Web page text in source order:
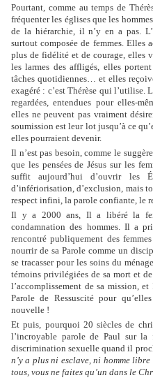
Pourtant, comme au temps de
fréquenter les églises que les
de la hiérarchie, il n’y en a pas.
surtout composée de femmes. Elles
plus de fidélité et de courage, elles
les larmes des affligés, elles
tâches quotidiennes… et elles
exagéré : c’est Thérèse qui l’utilise.
regardées, entendues pour elles-
elles ne peuvent pas vraiment
soumission est leur lot jusqu’à ce
elles pourraient devenir.
Il n’est pas besoin, comme le
que les pensées de Jésus sur les
suffit aujourd’hui d’ouvrir les
d’infériorisation, d’exclusion, mais
respect infini, la parole confiante, le
Il y a 2000 ans, Il a libéré la
condamnation des hommes. Il a
rencontré publiquement des
nourrir de sa Parole comme un
se tracasser pour les soins du
témoins privilégiées de sa mort et
l’accomplissement de sa mission,
Parole de Ressuscité pour
nouvelle !
Et puis, pourquoi 20 siècles de
l’incroyable parole de Paul sur la
discrimination sexuelle quand il
n’y a plus ni esclave, ni homme
tous, vous ne faites qu’un dans le